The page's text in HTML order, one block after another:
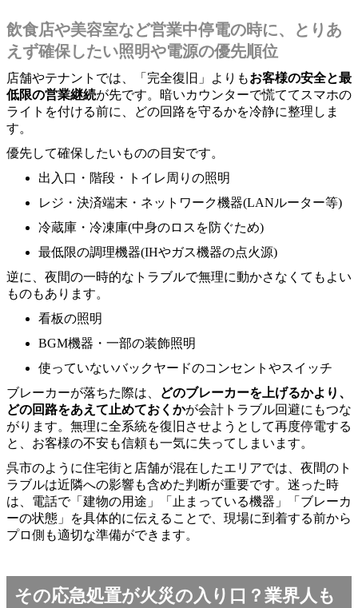
飲食店や美容室など営業中停電の時に、とりあ
えず確保したい照明や電源の優先順位
店舗やテナントでは、「完全復旧」よりもお客様の安全と最
低限の営業継続が先です。暗いカウンターで慌ててスマホの
ライトを付ける前に、どの回路を守るかを冷静に整理しま
す。
優先して確保したいものの目安です。
出入口・階段・トイレ周りの照明
レジ・決済端末・ネットワーク機器(LANルーター等)
冷蔵庫・冷凍庫(中身のロスを防ぐため)
最低限の調理機器(IHやガス機器の点火源)
逆に、夜間の一時的なトラブルで無理に動かさなくてもよい
ものもあります。
看板の照明
BGM機器・一部の装飾照明
使っていないバックヤードのコンセントやスイッチ
ブレーカーが落ちた際は、
どのブレーカーを上げるかより、
どの回路をあえて止めておくかが会計トラブル回避にもつな
がります。無理に全系統を復旧させようとして再度停電する
と、お客様の不安も信頼も一気に失ってしまいます。
呉市のように住宅街と店舗が混在したエリアでは、夜間のト
ラブルは近隣への影響も含めた判断が重要です。迷った時
は、電話で「建物の用途」「止まっている機器」「ブレーカ
ーの状態」を具体的に伝えることで、現場に到着する前から
プロ側も適切な準備ができます。
その応急処置が火災の入り口？業界人も